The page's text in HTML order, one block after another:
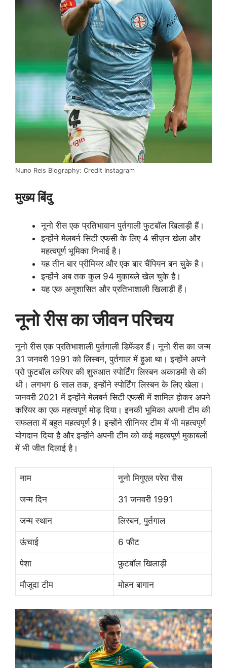
Nuno Reis Biography: Credit Instagram
मुख्य बिंदु
नूनो रीस एक प्रतिभावान पुर्तगाली फुटबॉल खिलाड़ी हैं।
इन्होंने मेलबर्न सिटी एफसी के लिए 4 सीज़न खेला और
महत्वपूर्ण भूमिका निभाई है।
यह तीन बार प्रीमियर और एक बार चैंपियन बन चुके है।
इन्होंने अब तक कुल 94 मुकाबले खेल चुके है।
यह एक अनुशासित और प्रतिभाशाली खिलाड़ी हैं।
नूनो रीस का जीवन परिचय
नूनो रीस एक प्रतिभाशाली पुर्तगाली डिफेंडर हैं। नूनो रीस का जन्म
31 जनवरी 1991 को लिस्बन, पुर्तगाल में हुआ था। इन्होंने अपने
प्रो फुटबॉल करियर की शुरुआत स्पोर्टिंग लिस्बन अकाडमी से की
थी। लगभग 6 साल तक, इन्होंने स्पोर्टिंग लिस्बन के लिए खेला।
जनवरी 2021 में इन्होंने मेलबर्न सिटी एफसी में शामिल होकर अपने
करियर का एक महत्वपूर्ण मोड़ दिया। इनकी भूमिका अपनी टीम की
सफलता में बहुत महत्वपूर्ण है। इन्होंने सीनियर टीम में भी महत्वपूर्ण
योगदान दिया है और इन्होंने अपनी टीम को कई महत्वपूर्ण मुकाबलों
में भी जीत दिलाई है।
नाम नूनो मिगुएल परेरा रीस
जन्म दिन 31 जनवरी 1991
जन्म स्थान लिस्बन, पुर्तगाल
ऊंचाई 6 फीट
पेशा फ़ुटबॉल खिलाड़ी
मौजूदा टीम मोहन बागान